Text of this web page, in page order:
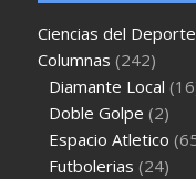
Ciencias del Deporte
Columnas (242)
Diamante Local
Doble Golpe (2)
Espacio Atletico
Futbolerias (24)